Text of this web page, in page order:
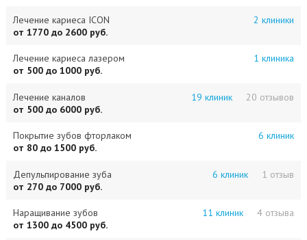
Лечение кариеса ICON
2 клиники
от 1770 до 2600 руб.
Лечение кариеса лазером
1 клиника
от 500 до 1000 руб.
Лечение каналов 20 отзывов
19 клиник
от 500 до 6000 руб.
Покрытие зубов фторлаком
6 клиник
от 80 до 1500 руб.
Депульпирование зуба 1 отзыв
6 клиник
от 270 до 7000 руб.
Наращивание зубов 4 отзыва
11 клиник
от 1300 до 4500 руб.